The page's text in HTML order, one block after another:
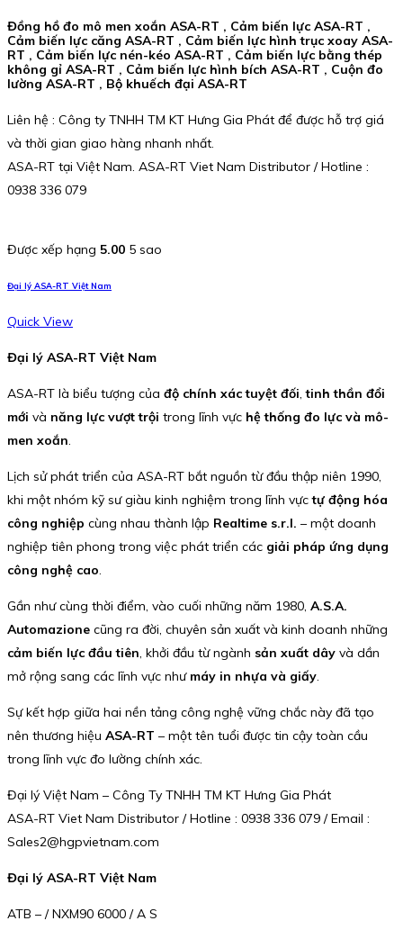
Đồng hồ đo mô men xoắn ASA-RT , Cảm biến lực ASA-RT ,
Cảm biến lực căng ASA-RT , Cảm biến lực hình trục xoay ASA-
RT , Cảm biến lực nén-kéo ASA-RT , Cảm biến lực bằng thép
không gỉ ASA-RT , Cảm biến lực hình bích ASA-RT , Cuộn đo
lường ASA-RT , Bộ khuếch đại ASA-RT
Liên hệ : Công ty TNHH TM KT Hưng Gia Phát để được hỗ trợ giá
và thời gian giao hàng nhanh nhất.
ASA-RT tại Việt Nam. ASA-RT Viet Nam Distributor / Hotline :
0938 336 079
Được xếp hạng 5.00 5 sao
Đại lý ASA-RT Việt Nam
Quick View
Đại lý ASA-RT Việt Nam
ASA-RT là biểu tượng của độ chính xác tuyệt đối,tinh thần đổi
mới và năng lực vượt trội trong lĩnh vực hệ thống đo lực và mô-
men xoắn.
Lịch sử phát triển của ASA-RT bắt nguồn từ đầu thập niên 1990,
khi một nhóm kỹ sư giàu kinh nghiệm trong lĩnh vựctự động hóa
công nghiệp cùng nhau thành lập Realtime s.r.l. – một doanh
nghiệp tiên phong trong việc phát triển các giải pháp ứng dụng
công nghệ cao.
Gần như cùng thời điểm, vào cuối những năm 1980, A.S.A.
Automazione cũng ra đời, chuyên sản xuất và kinh doanh những
cảm biến lực đầu tiên, khởi đầu từ ngành sản xuất dây và dần
mở rộng sang các lĩnh vực như máy in nhựa và giấy.
Sự kết hợp giữa hai nền tảng công nghệ vững chắc này đã tạo
nên thương hiệu ASA-RT – một tên tuổi được tin cậy toàn cầu
trong lĩnh vực đo lường chính xác.
Đại lý Việt Nam – Công Ty TNHH TM KT Hưng Gia Phát
ASA-RT Viet Nam Distributor / Hotline : 0938 336 079 / Email :
Sales2@hgpvietnam.com
Đại lý ASA-RT Việt Nam
ATB – / NXM90 6000 / A S